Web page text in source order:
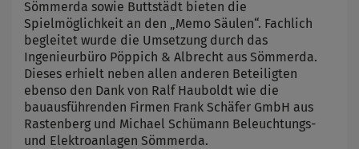
Sömmerda sowie Buttstädt bieten die
Spielmöglichkeit an den „Memo Säulen“. Fachlich
begleitet wurde die Umsetzung durch das
Ingenieurbüro Pöppich & Albrecht aus Sömmerda.
Dieses erhielt neben allen anderen Beteiligten
ebenso den Dank von Ralf Hauboldt wie die
bauausführenden Firmen Frank Schäfer GmbH aus
Rastenberg und Michael Schümann Beleuchtungs-
und Elektroanlagen Sömmerda.